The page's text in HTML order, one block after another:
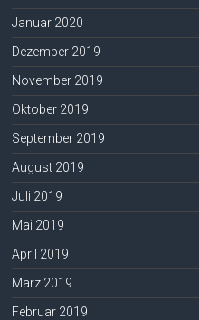
Januar 2020
Dezember 2019
November 2019
Oktober 2019
September 2019
August 2019
Juli 2019
Mai 2019
April 2019
März 2019
Februar 2019